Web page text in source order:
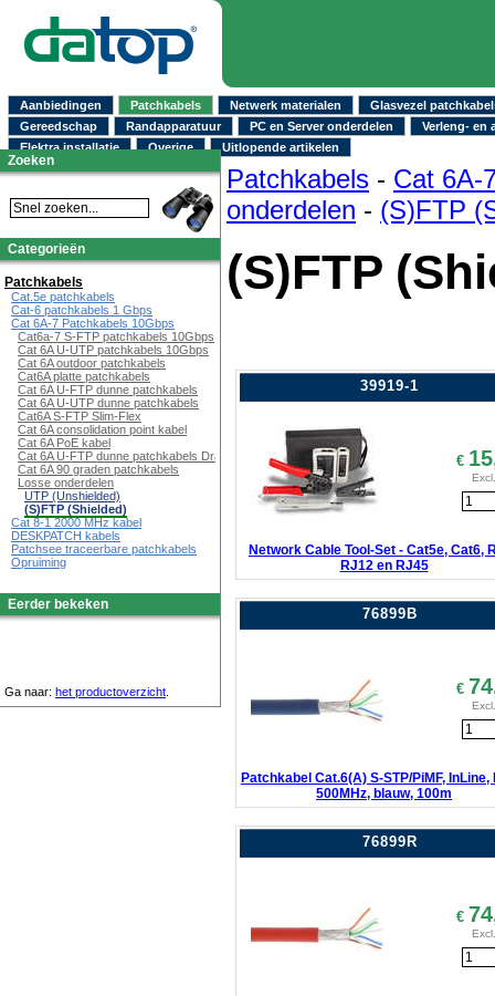
Aanbiedingen Patchkabels Netwerk materialen
Glasvezel
Gereedschap
Randapparatuur PC en Server onderdelen
Verleng- en
Elektra installatie
Overige Uitlopende artikelen
Patchkabels - Cat 6A-
onderdelen - (S)FTP
(S)FTP
39919-1
€
Network Cable Tool-Set - Cat5e, Cat6,
RJ12 en RJ45
76899B
€
Patchkabel Cat.6(A) S-STP/PiMF, InLine,
500MHz, blauw, 100m
76899R
€
Zoeken
Categorieën
Patchkabels
Cat.5e patchkabels
Cat-6 patchkabels 1 Gbps
Cat 6A-7 Patchkabels 10Gbps
Cat6a-7 S-FTP patchkabels 10Gbps
Cat 6A U-UTP patchkabels 10Gbps
Cat 6A outdoor patchkabels
Cat6A platte patchkabels
Cat 6A U-FTP dunne patchkabels
Cat 6A U-UTP dunne patchkabels
Cat6A S-FTP Slim-Flex
Cat 6A consolidation point kabel
Cat 6A PoE kabel
Cat 6A U-FTP dunne patchkabels Draaibaar
Cat 6A 90 graden patchkabels
Losse onderdelen
UTP (Unshielded)
(S)FTP (Shielded)
Cat 8-1 2000 MHz kabel
DESKPATCH kabels
Patchsee traceerbare patchkabels
Opruiming
Eerder bekeken
Ga naar: het productoverzicht